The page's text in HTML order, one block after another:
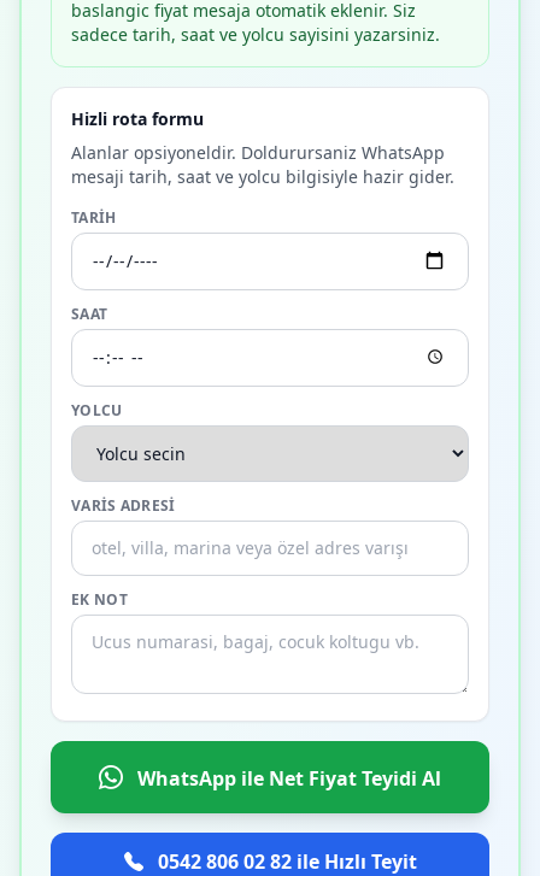
baslangic fiyat mesaja otomatik eklenir. Siz
sadece tarih, saat ve yolcu sayisini yazarsiniz.
Hizli rota formu
Alanlar opsiyoneldir. Doldurursaniz WhatsApp
mesaji tarih, saat ve yolcu bilgisiyle hazir gider.
TARIH
SAAT
YOLCU
VARIS ADRESI
EK NOT
WhatsApp ile Net Fiyat Teyidi Al
0542 806 02 82 ile Hızlı Teyit